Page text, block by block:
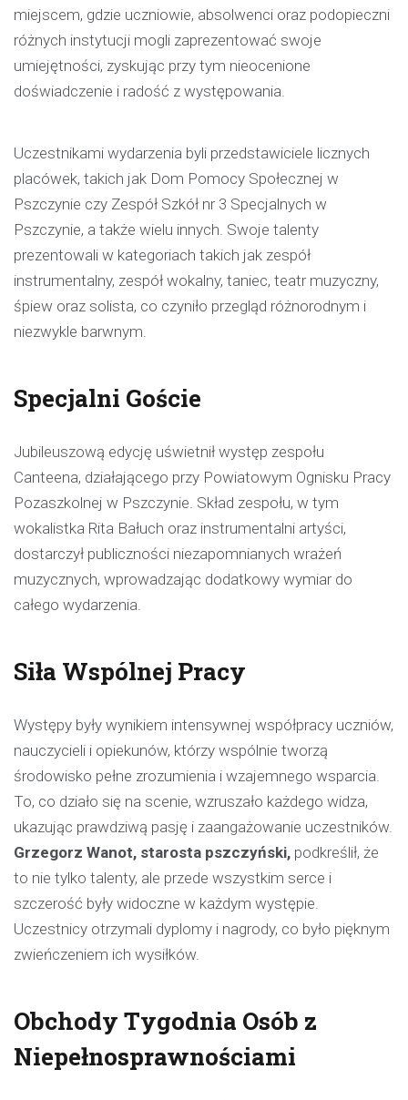
miejscem, gdzie uczniowie, absolwenci oraz podopieczni
różnych instytucji mogli zaprezentować swoje
umiejętności, zyskując przy tym nieocenione
doświadczenie i radość z występowania.
Uczestnikami wydarzenia byli przedstawiciele licznych
placówek, takich jak Dom Pomocy Społecznej w
Pszczynie czy Zespół Szkół nr 3 Specjalnych w
Pszczynie, a także wielu innych. Swoje talenty
prezentowali w kategoriach takich jak zespół
instrumentalny, zespół wokalny, taniec, teatr muzyczny,
śpiew oraz solista, co czyniło przegląd różnorodnym i
niezwykle barwnym.
Specjalni Goście
Jubileuszową edycję uświetnił występ zespołu
Canteena, działającego przy Powiatowym Ognisku Pracy
Pozaszkolnej w Pszczynie. Skład zespołu, w tym
wokalistka Rita Bałuch oraz instrumentalni artyści,
dostarczył publiczności niezapomnianych wrażeń
muzycznych, wprowadzając dodatkowy wymiar do
całego wydarzenia.
Siła Wspólnej Pracy
Występy były wynikiem intensywnej współpracy uczniów,
nauczycieli i opiekunów, którzy wspólnie tworzą
środowisko pełne zrozumienia i wzajemnego wsparcia.
To, co działo się na scenie, wzruszało każdego widza,
ukazując prawdziwą pasję i zaangażowanie uczestników.
Grzegorz Wanot, starosta pszczyński, podkreślił, że
to nie tylko talenty, ale przede wszystkim serce i
szczerość były widoczne w każdym występie.
Uczestnicy otrzymali dyplomy i nagrody, co było pięknym
zwieńczeniem ich wysiłków.
Obchody Tygodnia Osób z
Niepełnosprawnościami